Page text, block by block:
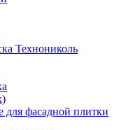
Технониколь
фасадной плитки